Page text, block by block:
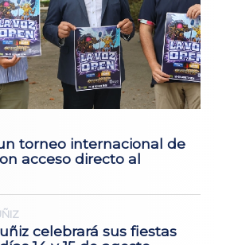
torneo internacional de
acceso directo al
celebrará sus fiestas